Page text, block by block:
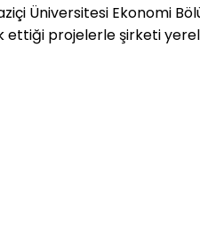
Üniversitesi Ekonomi
ettiği projelerle şirketi